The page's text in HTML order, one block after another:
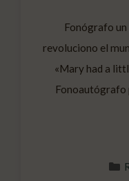
Fonógrafo un
revoluciono el
«Mary had a
Fonoautógrafo
grabar